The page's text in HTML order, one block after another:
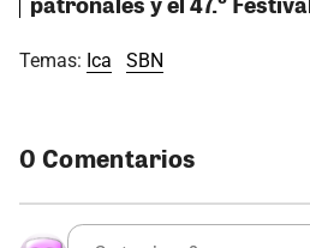
Temas: Ica SBN
0 Comentarios